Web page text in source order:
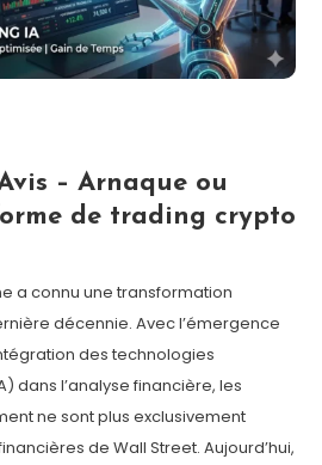
– Arnaque ou
de trading crypto
a connu une transformation
décennie. Avec l’émergence
des technologies
dans l’analyse financière, les
ne sont plus exclusivement
de Wall Street. Aujourd’hui,